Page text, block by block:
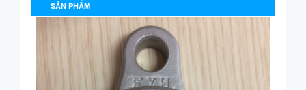
SẢN PHẨM